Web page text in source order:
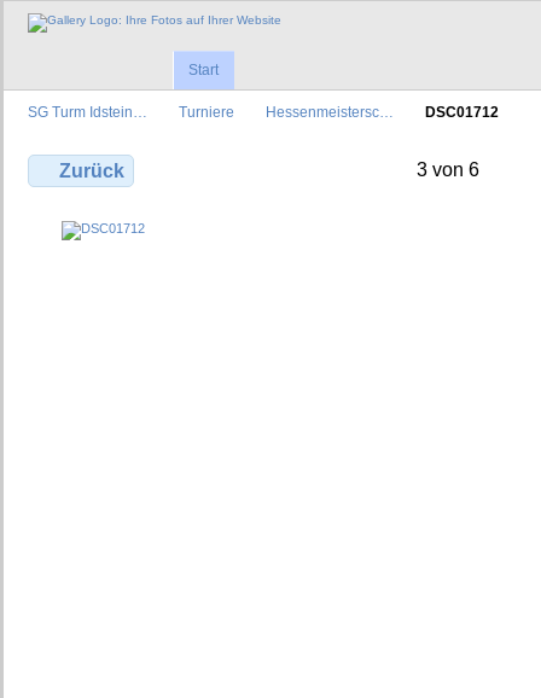
Start
SG Turm Idstein… Turniere Hessenmeistersc… DSC01712
Zurück 3 von 6